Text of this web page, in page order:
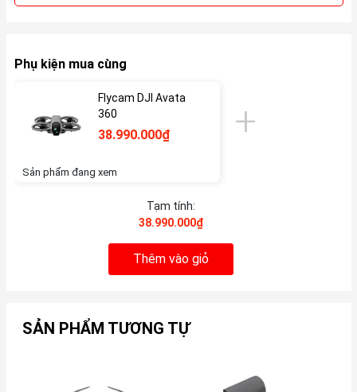
Phụ kiện mua cùng
Flycam DJI Avata
360
38.990.000₫
Sản phẩm đang xem
Tạm tính:
38.990.000₫
Thêm vào giỏ
SẢN PHẨM TƯƠNG TỰ